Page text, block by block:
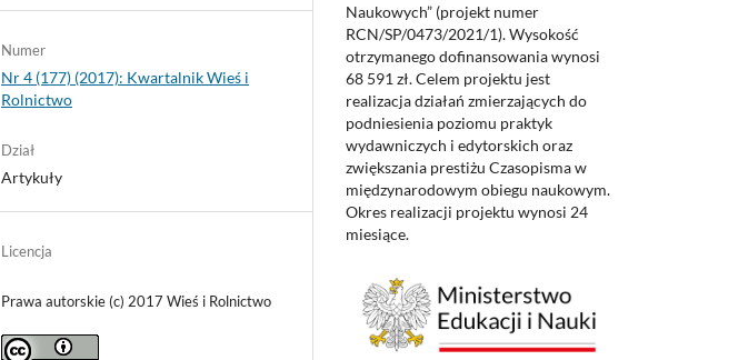
Numer
Nr 4 (177) (2017): Kwartalnik Wieś i
Rolnictwo
Dział
Artykuły
Licencja
Prawa autorskie (c) 2017 Wieś i Rolnictwo
Naukowych” (projekt numer
RCN/SP/0473/2021/1). Wysokość
otrzymanego dofinansowania wynosi
68 591 zł. Celem projektu jest
realizacja działań zmierzających do
podniesienia poziomu praktyk
wydawniczych i edytorskich oraz
zwiększania prestiżu Czasopisma w
międzynarodowym obiegu naukowym.
Okres realizacji projektu wynosi 24
miesiące.